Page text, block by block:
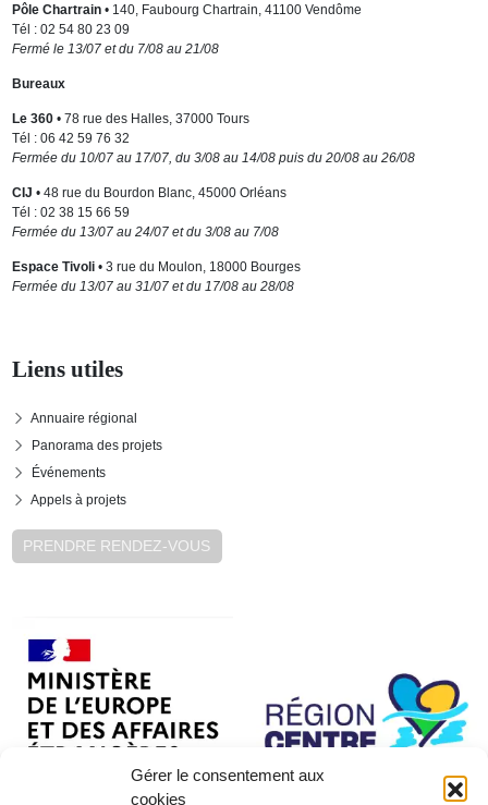
Gérer le consentement aux
cookies
Pôle Chartrain• 140, Faubourg Chartrain, 41100 Vendôme
Tél : 02 54 80 23 09
Fermé le 13/07 et du 7/08 au 21/08
Bureaux
Le 360• 78 rue des Halles, 37000 Tours
Tél : 06 42 59 76 32
Fermée du 10/07 au 17/07, du 3/08 au 14/08 puis du 20/08 au 26/08
CIJ • 48 rue du Bourdon Blanc, 45000 Orléans
Tél : 02 38 15 66 59
Fermée du 13/07 au 24/07 et du 3/08 au 7/08
Espace Tivoli• 3 rue du Moulon, 18000 Bourges
Fermée du 13/07 au 31/07 et du 17/08 au 28/08
Liens utiles
Annuaire régional
Panorama des projets
Événements
Appels à projets
PRENDRE RENDEZ-VOUS